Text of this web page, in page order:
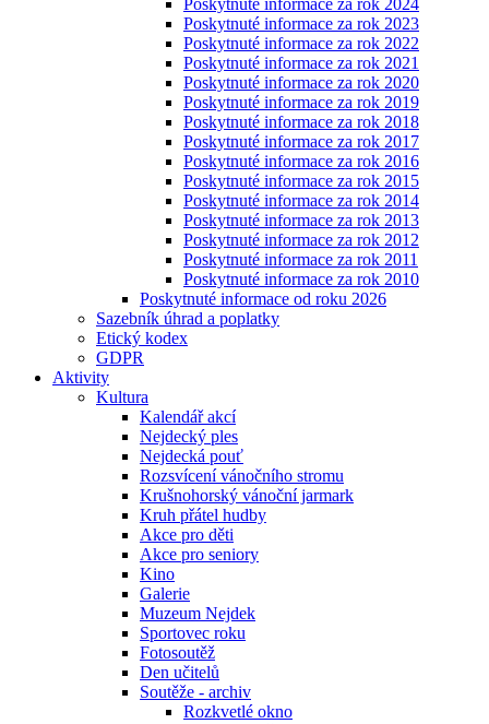
Poskytnuté informace za rok 2024
Poskytnuté informace za rok 2023
Poskytnuté informace za rok 2022
Poskytnuté informace za rok 2021
Poskytnuté informace za rok 2020
Poskytnuté informace za rok 2019
Poskytnuté informace za rok 2018
Poskytnuté informace za rok 2017
Poskytnuté informace za rok 2016
Poskytnuté informace za rok 2015
Poskytnuté informace za rok 2014
Poskytnuté informace za rok 2013
Poskytnuté informace za rok 2012
Poskytnuté informace za rok 2011
Poskytnuté informace za rok 2010
Poskytnuté informace od roku 2026
Sazebník úhrad a poplatky
Etický kodex
GDPR
Aktivity
Kultura
Kalendář akcí
Nejdecký ples
Nejdecká pouť
Rozsvícení vánočního stromu
Krušnohorský vánoční jarmark
Kruh přátel hudby
Akce pro děti
Akce pro seniory
Kino
Galerie
Muzeum Nejdek
Sportovec roku
Fotosoutěž
Den učitelů
Soutěže - archiv
Rozkvetlé okno